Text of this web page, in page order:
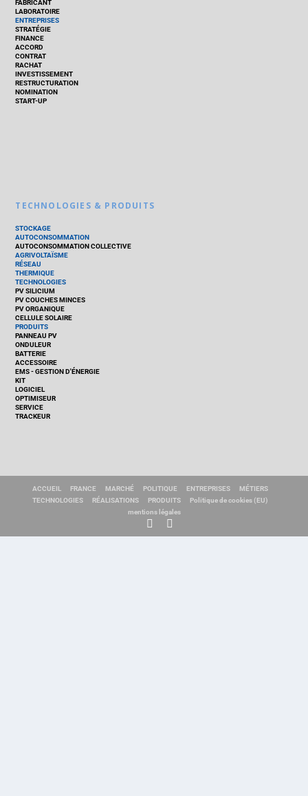
FABRICANT
LABORATOIRE
ENTREPRISES
STRATÉGIE
FINANCE
ACCORD
CONTRAT
RACHAT
INVESTISSEMENT
RESTRUCTURATION
NOMINATION
START-UP
TECHNOLOGIES & PRODUITS
STOCKAGE
AUTOCONSOMMATION
AUTOCONSOMMATION COLLECTIVE
AGRIVOLTAÏSME
RÉSEAU
THERMIQUE
TECHNOLOGIES
PV SILICIUM
PV COUCHES MINCES
PV ORGANIQUE
CELLULE SOLAIRE
PRODUITS
PANNEAU PV
ONDULEUR
BATTERIE
ACCESSOIRE
EMS - GESTION D'ÉNERGIE
KIT
LOGICIEL
OPTIMISEUR
SERVICE
TRACKEUR
ACCUEIL FRANCE MARCHÉ POLITIQUE ENTREPRISES
MÉTIERS
TECHNOLOGIES
RÉALISATIONS PRODUITS
Politique de cookies (EU)
mentions légales